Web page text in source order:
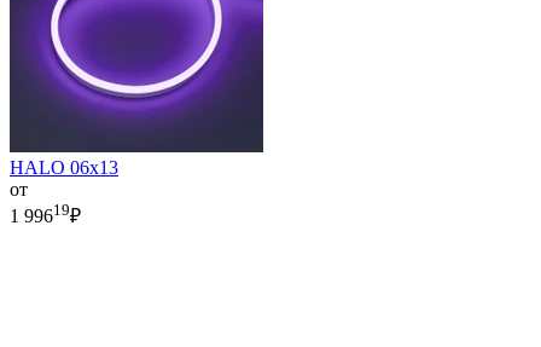
HALO 06x13
от
1 99619₽